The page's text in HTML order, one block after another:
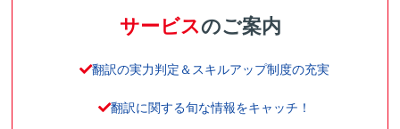
サービスのご案内
翻訳の実力判定＆スキルアップ制度の充実
翻訳に関する旬な情報をキャッチ！